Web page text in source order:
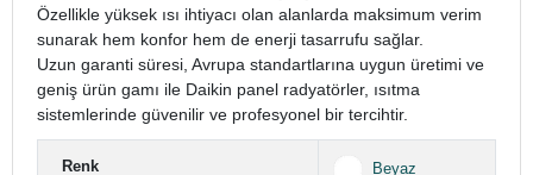
Özellikle yüksek ısı ihtiyacı olan alanlarda maksimum verim
sunarak hem konfor hem de enerji tasarrufu sağlar.
Uzun garanti süresi, Avrupa standartlarına uygun üretimi ve
geniş ürün gamı ile Daikin panel radyatörler, ısıtma
sistemlerinde güvenilir ve profesyonel bir tercihtir.
Renk Beyaz